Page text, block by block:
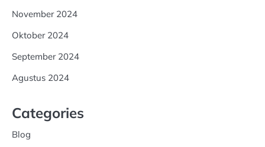
November 2024
Oktober 2024
September 2024
Agustus 2024
Categories
Blog